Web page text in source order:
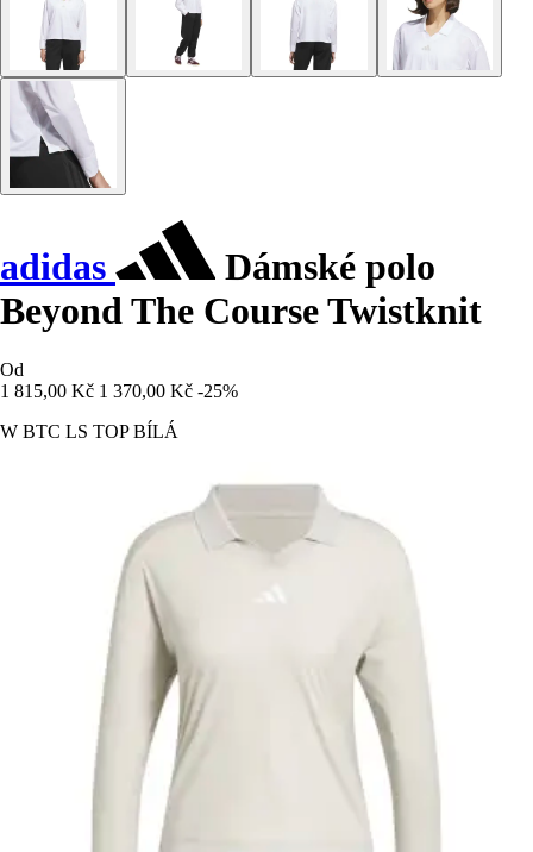
adidas
Dámské polo
Beyond The Course Twistknit
Od
1 815,00 Kč 1 370,00 Kč -25%
W BTC LS TOP BÍLÁ